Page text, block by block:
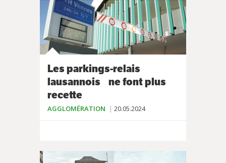
Les parkings-relais
lausannois ne font plus
recette
AGGLOMÉRATION 20.05.2024